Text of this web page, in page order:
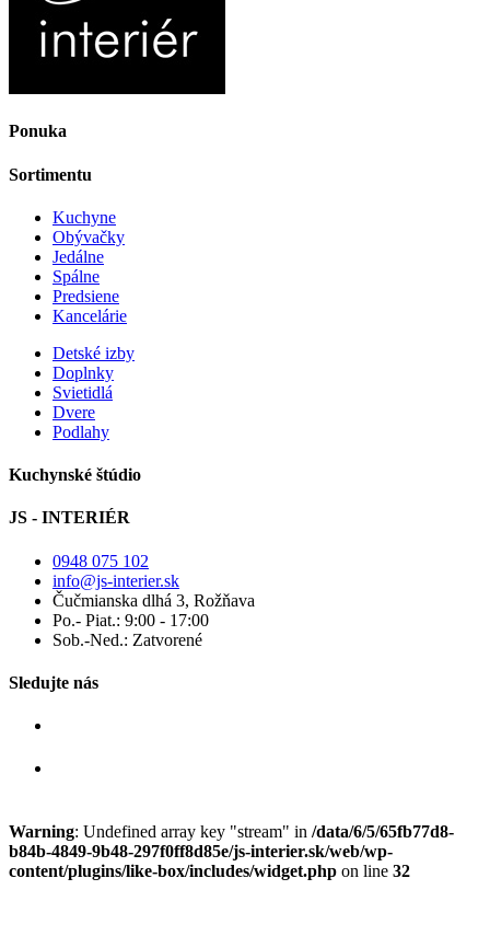
Ponuka
Sortimentu
Kuchyne
Obývačky
Jedálne
Spálne
Predsiene
Kancelárie
Detské izby
Doplnky
Svietidlá
Dvere
Podlahy
Kuchynské štúdio
JS - INTERIÉR
0948 075 102
info@js-interier.sk
Čučmianska dlhá 3, Rožňava
Po.- Piat.: 9:00 - 17:00
Sob.-Ned.: Zatvorené
Sledujte nás
Warning: Undefined array key "stream" in /data/6/5/65fb77d8-
b84b-4849-9b48-297f0ff8d85e/js-interier.sk/web/wp-
content/plugins/like-box/includes/widget.php on line 32